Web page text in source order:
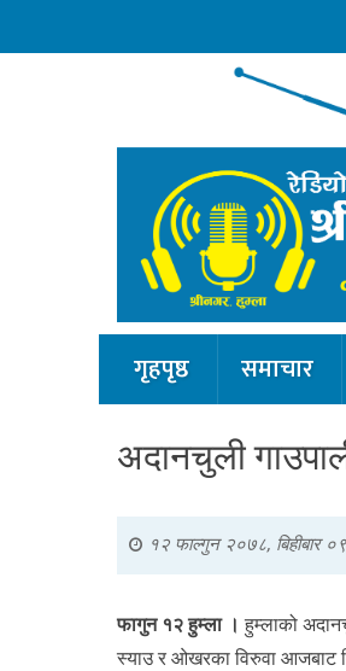
गृहपृष्ठ समाचार
अदानचुली
१२ फाल्गुन २०७८, बिहीबार
फागुन १२ हुम्ला । हुम्लाको
स्याउ र ओखरका विरुवा आजबाट